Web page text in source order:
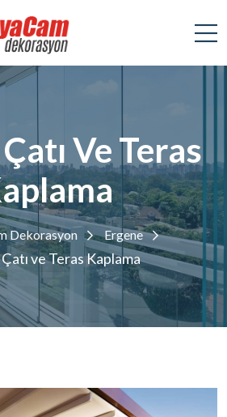
Ve Teras
Dekorasyon Ergene
ve Teras Kaplama